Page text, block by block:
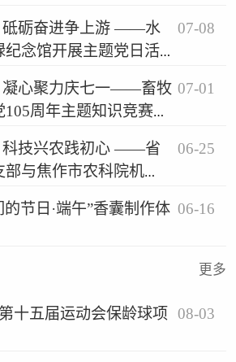
砥砺奋进争上游 ——水
纪念馆开展主题党日活
07-08
凝心聚力庆七一——畜牧
周年主题知识竞赛活
07-01
部与焦作市农科院机
06-25
节日·端午”香囊制作体 06-16
更多
十五届运动会保龄球项
08-03